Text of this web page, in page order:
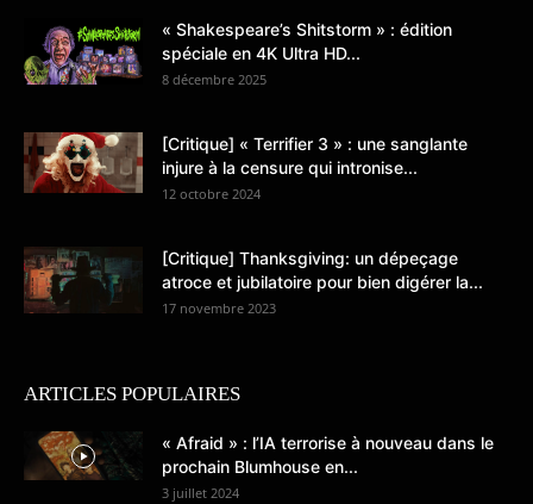
« Shakespeare’s Shitstorm » : édition
spéciale en 4K Ultra HD...
8 décembre 2025
[Critique] « Terrifier 3 » : une sanglante
injure à la censure qui intronise...
12 octobre 2024
[Critique] Thanksgiving: un dépeçage
atroce et jubilatoire pour bien digérer la...
17 novembre 2023
ARTICLES POPULAIRES
« Afraid » : l’IA terrorise à nouveau dans le
prochain Blumhouse en...
3 juillet 2024